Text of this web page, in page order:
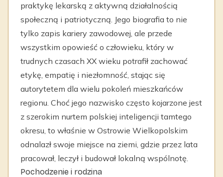
praktykę lekarską z aktywną działalnością
społeczną i patriotyczną. Jego biografia to nie
tylko zapis kariery zawodowej, ale przede
wszystkim opowieść o człowieku, który w
trudnych czasach XX wieku potrafił zachować
etykę, empatię i niezłomność, stając się
autorytetem dla wielu pokoleń mieszkańców
regionu. Choć jego nazwisko często kojarzone jest
z szerokim nurtem polskiej inteligencji tamtego
okresu, to właśnie w Ostrowie Wielkopolskim
odnalazł swoje miejsce na ziemi, gdzie przez lata
pracował, leczył i budował lokalną wspólnotę.
Pochodzenie i rodzina